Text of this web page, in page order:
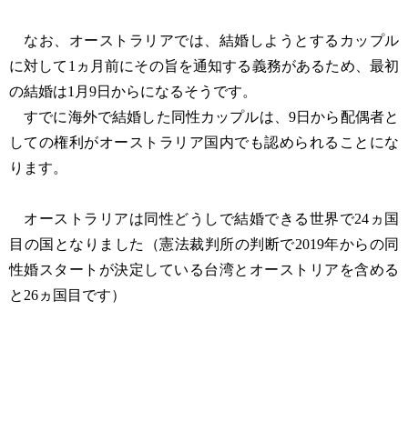
なお、オーストラリアでは、結婚しようとするカップル
に対して1ヵ月前にその旨を通知する義務があるため、最初
の結婚は1月9日からになるそうです。
すでに海外で結婚した同性カップルは、9日から配偶者と
しての権利がオーストラリア国内でも認められることにな
ります。
オーストラリアは同性どうしで結婚できる世界で24ヵ国
目の国となりました（憲法裁判所の判断で2019年からの同
性婚スタートが決定している台湾とオーストリアを含める
と26ヵ国目です）